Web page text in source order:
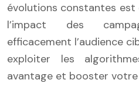
évolutions constantes est
l’impact des
efficacement l’audience
exploiter les
avantage et booster votre